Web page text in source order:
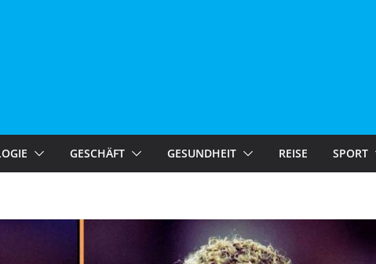
GESCHÄFT GESUNDHEIT REISE SPORT